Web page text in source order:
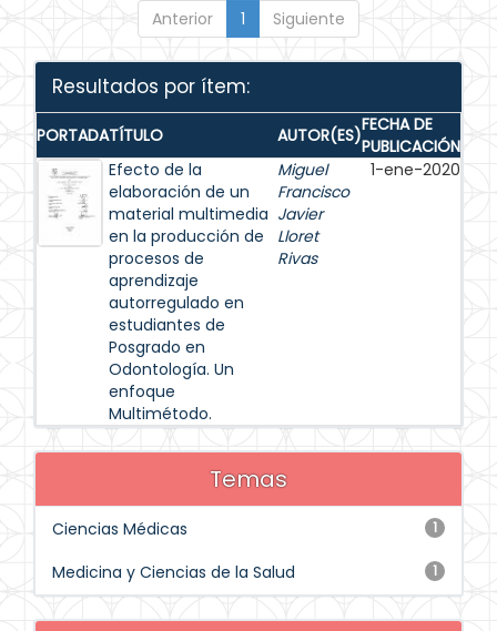
Anterior 1 Siguiente
Resultados por ítem:
PORTADATÍTULO AUTOR(ES)FECHA DE
PUBLICACIÓN
Efecto de la
elaboración de un
material multimedia
en la producción de
procesos de
aprendizaje
autorregulado en
estudiantes de
Posgrado en
Odontología. Un
enfoque
Multimétodo.
Miguel
Francisco
Javier
Lloret
Rivas
1-ene-2020
Temas
1
Ciencias Médicas
1
Medicina y Ciencias de la Salud